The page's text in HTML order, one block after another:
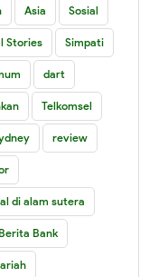
Asia Sosial
Stories Simpati
dart
Telkomsel
review
di alam sutera
Berita Bank